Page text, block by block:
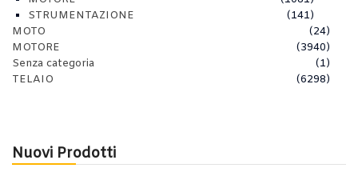
STRUMENTAZIONE
(141)
MOTO
(24)
MOTORE
(3940)
Senza categoria
(1)
TELAIO
(6298)
Nuovi Prodotti